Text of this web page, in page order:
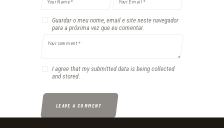
Guardar o meu nome, email e site neste navegador
para a próxima vez que eu comentar.
I agree that my submitted data is being collected
and stored.